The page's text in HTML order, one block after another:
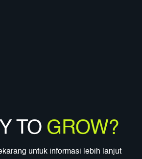
TO GROW?
untuk informasi lebih lanjut